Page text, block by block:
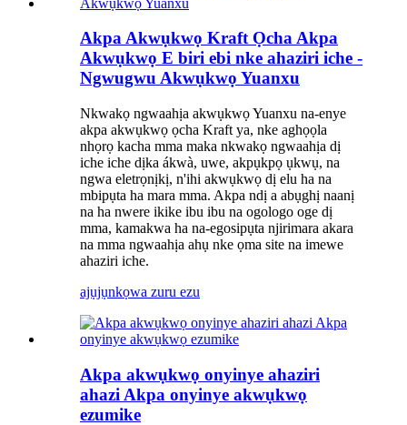
Akpa Akwụkwọ Kraft Ọcha Akpa
Akwụkwọ E biri ebi nke ahaziri iche -
Ngwugwu Akwụkwọ Yuanxu
Nkwakọ ngwaahịa akwụkwọ Yuanxu na-enye
akpa akwụkwọ ọcha Kraft ya, nke aghọọla
nhọrọ kacha mma maka nkwakọ ngwaahịa dị
iche iche dịka ákwà, uwe, akpụkpọ ụkwụ, na
ngwa eletrọnịkị, n'ihi akwụkwọ dị elu ha na
mbipụta ha mara mma. Akpa ndị a abụghị naanị
na ha nwere ikike ibu ibu na ogologo oge dị
mma, kamakwa ha na-egosipụta njirimara akara
na mma ngwaahịa ahụ nke ọma site na imewe
ahaziri iche.
ajụjụnkọwa zuru ezu
Akpa akwụkwọ onyinye ahaziri
ahazi Akpa onyinye akwụkwọ
ezumike